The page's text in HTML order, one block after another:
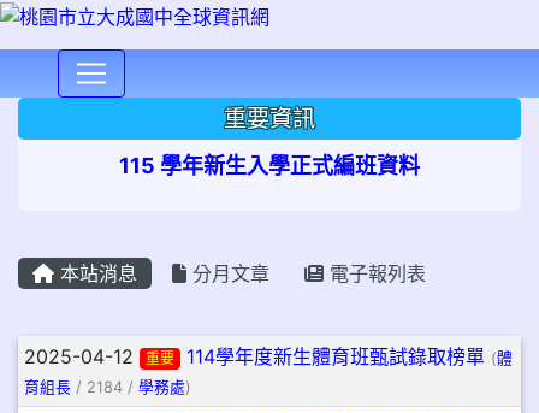
重要資訊
115 學年新生入學正式編班資料
本站消息 分月文章 電子報列表
文章列表
2025-04-12 重要 114學年度新生體育班甄試錄取榜單 (體
育組長 / 2184 / 學務處)